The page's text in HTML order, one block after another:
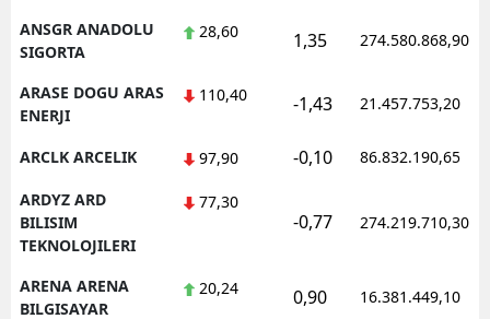
ANSGR ANADOLU
SIGORTA
28,60 1,35 274.580.868,90
ARASE DOGU ARAS
ENERJI
110,40 -1,43 21.457.753,20
ARCLK ARCELIK 97,90 -0,10 86.832.190,65
ARDYZ ARD
BILISIM
TEKNOLOJILERI
77,30
-0,77 274.219.710,30
ARENA ARENA
BILGISAYAR
20,24 0,90 16.381.449,10